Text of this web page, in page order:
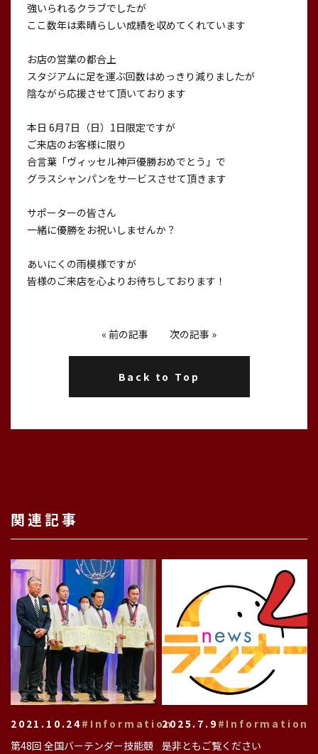
強いられるクラブでしたが
ここ数年は素晴らしい成績を収めてくれています
お店の営業の都合上
スタジアムに足を運ぶ回数はめっきり減りましたが
陰ながら応援させて頂いております
本日 6月7日（日）1日限定ですが
ご来店のお客様に限り
合言葉「ヴィッセル神戸優勝おめでとう」で
グラスシャンパンをサービスさせて頂きます
サポーターの皆さん
一緒に優勝をお祝いしませんか？
あいにくの雨模様ですが
皆様のご来店を心よりお待ちしております！
« 前の記事 次の記事 »
Back to Top
関連記事
2021.10.24#Information
第48回 全国バーテンダー技能競
2025.7.9 #Information
是非ともご覧ください